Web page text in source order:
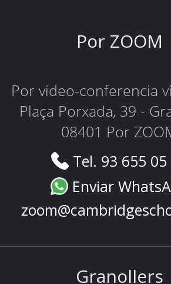
Por ZOOM
Por video-conferencia
Plaça Porxada, 39 -
08401 Por
Tel. 93 655
Enviar
Granollers